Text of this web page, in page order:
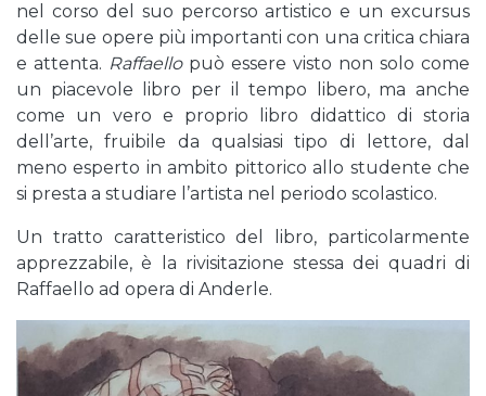
nel corso del suo percorso artistico e un excursus
delle sue opere più importanti con una critica chiara
e attenta. Raffaellopuò essere visto non solo come
un piacevole libro per il tempo libero, ma anche
come un vero e proprio libro didattico di storia
dell’arte, fruibile da qualsiasi tipo di lettore, dal
meno esperto in ambito pittorico allo studente che
si presta a studiare l’artista nel periodo scolastico.
Un tratto caratteristico del libro, particolarmente
apprezzabile, è la rivisitazione stessa dei quadri di
Raffaello ad opera di Anderle.